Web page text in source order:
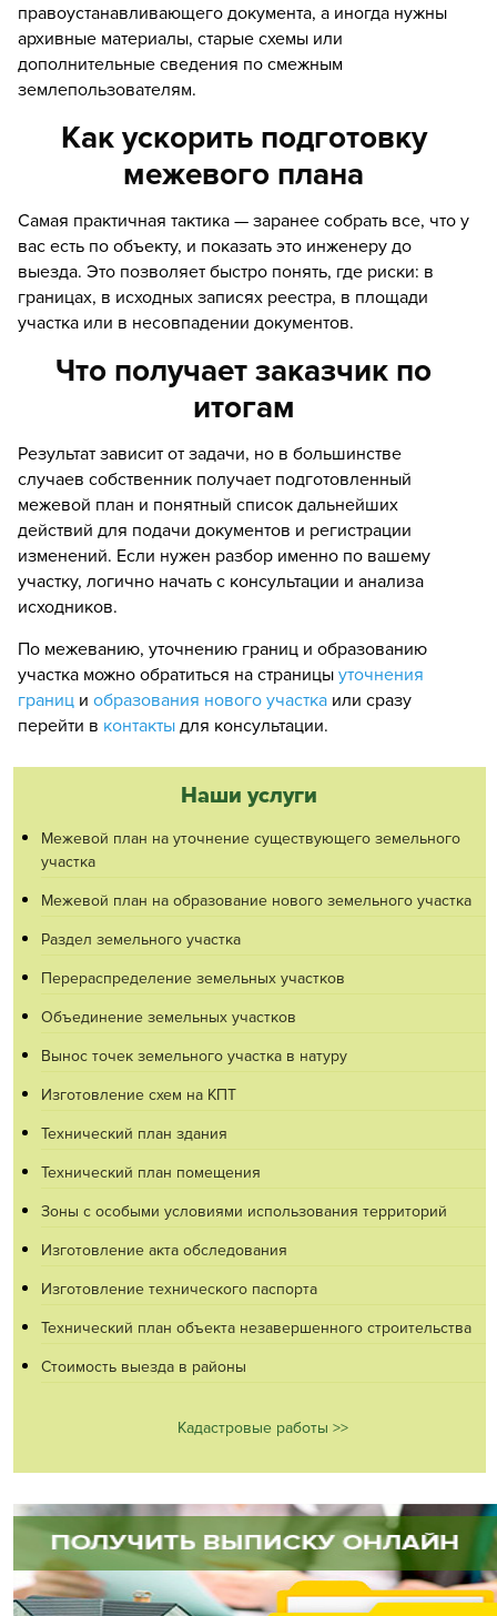
правоустанавливающего документа, а иногда нужны
архивные материалы, старые схемы или
дополнительные сведения по смежным
землепользователям.
Как ускорить подготовку
межевого плана
Самая практичная тактика — заранее собрать все, что у
вас есть по объекту, и показать это инженеру до
выезда. Это позволяет быстро понять, где риски: в
границах, в исходных записях реестра, в площади
участка или в несовпадении документов.
Что получает заказчик по
итогам
Результат зависит от задачи, но в большинстве
случаев собственник получает подготовленный
межевой план и понятный список дальнейших
действий для подачи документов и регистрации
изменений. Если нужен разбор именно по вашему
участку, логично начать с консультации и анализа
исходников.
По межеванию, уточнению границ и образованию
участка можно обратиться на страницы уточнения
границ и образования нового участка или сразу
перейти в контакты для консультации.
Наши услуги
Межевой план на уточнение существующего земельного
участка
Межевой план на образование нового земельного участка
Раздел земельного участка
Перераспределение земельных участков
Объединение земельных участков
Вынос точек земельного участка в натуру
Изготовление схем на КПТ
Технический план здания
Технический план помещения
Зоны с особыми условиями использования территорий
Изготовление акта обследования
Изготовление технического паспорта
Технический план объекта незавершенного строительства
Стоимость выезда в районы
Кадастровые работы >>